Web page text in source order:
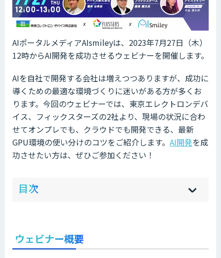
AIポータルメディアAIsmileyは、2023年7月27日（木）
12時からAI開発を成功させるウェビナーを開催します。
AIを自社で開発する会社は増えつつありますが、成功に
導くための最適な環境づくりに迷いがある方が多くお
ります。今回のウェビナーでは、東京エレクトロンデバ
イス、フィックスターズの2社より、現場の状況に合わ
せてオンプレでも、クラウドでも開発できる、最新
GPU環境の使い分けのコツをご紹介します。 AI開発を成
功させたい方は、ぜひご参加ください！
目次 hi
]
sh
]
ウェビナー概要